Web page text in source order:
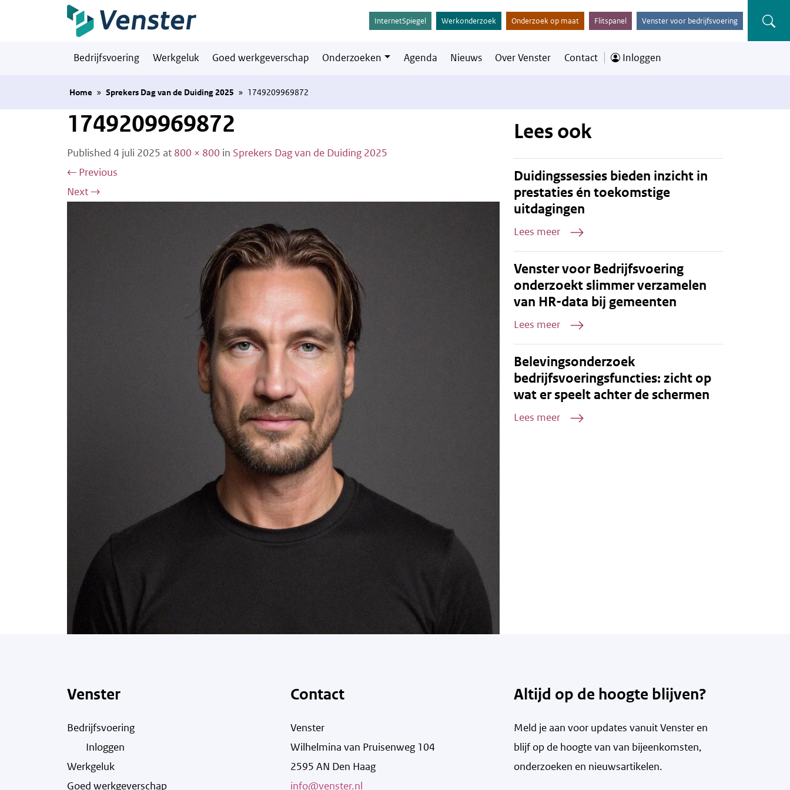
Naar hoofdinhoud
InternetSpiegel Werkonderzoek Onderzoek op maat Flitspanel Venster voor bedrijfsvoering
Bedrijfsvoering Werkgeluk Goed werkgeverschap Onderzoeken Agenda Nieuws Over Venster Contact Inloggen
Home » Sprekers Dag van de Duiding 2025 » 1749209969872
1749209969872
Published 4 juli 2025 at 800 × 800 in Sprekers Dag van de Duiding 2025
← Previous
Next→
Lees ook
Duidingssessies bieden inzicht in
prestaties én toekomstige
uitdagingen
Lees meer
Venster voor Bedrijfsvoering
onderzoekt slimmer verzamelen
van HR-data bij gemeenten
Lees meer
Belevingsonderzoek
bedrijfsvoeringsfuncties: zicht op
wat er speelt achter de schermen
Lees meer
Venster
Bedrijfsvoering
Inloggen
Werkgeluk
Goed werkgeverschap
Contact
Venster
Wilhelmina van Pruisenweg 104
2595 AN Den Haag
info@venster.nl
Altijd op de hoogte blijven?
Meld je aan voor updates vanuit Venster en
blijf op de hoogte van van bijeenkomsten,
onderzoeken en nieuwsartikelen.